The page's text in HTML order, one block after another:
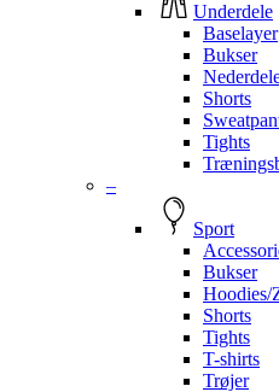
Underdele
Baselayer
Bukser
Shorts
Tights
–
Sport
Bukser
Hoodies/
Shorts
Tights
T-shirts
Trøjer